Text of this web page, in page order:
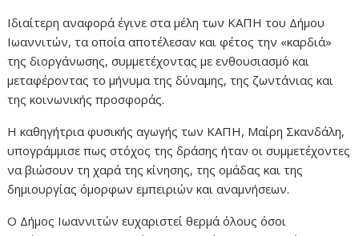
Ιδιαίτερη αναφορά έγινε στα μέλη των ΚΑΠΗ του Δήμου
Ιωαννιτών, τα οποία αποτέλεσαν και φέτος την «καρδιά»
της διοργάνωσης, συμμετέχοντας με ενθουσιασμό και
μεταφέροντας το μήνυμα της δύναμης, της ζωντάνιας και
της κοινωνικής προσφοράς.
Η καθηγήτρια φυσικής αγωγής των ΚΑΠΗ, Μαίρη Σκανδάλη,
υπογράμμισε πως στόχος της δράσης ήταν οι συμμετέχοντες
να βιώσουν τη χαρά της κίνησης, της ομάδας και της
δημιουργίας όμορφων εμπειριών και αναμνήσεων.
Ο Δήμος Ιωαννιτών ευχαριστεί θερμά όλους όσοι